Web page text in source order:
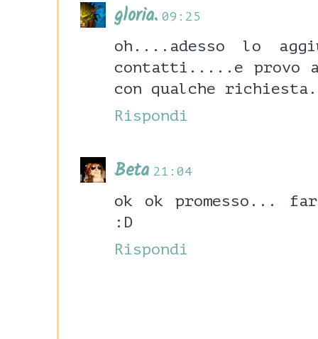
gloria. 09:25
oh....adesso lo
contatti.....e provo
con qualche
Rispondi
Beta 21:04
ok ok promesso...
:D
Rispondi